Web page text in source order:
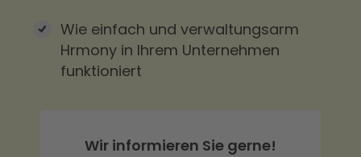
Wie einfach und verwaltungsarm
Hrmony in Ihrem Unternehmen
funktioniert
Wir informieren Sie gerne!